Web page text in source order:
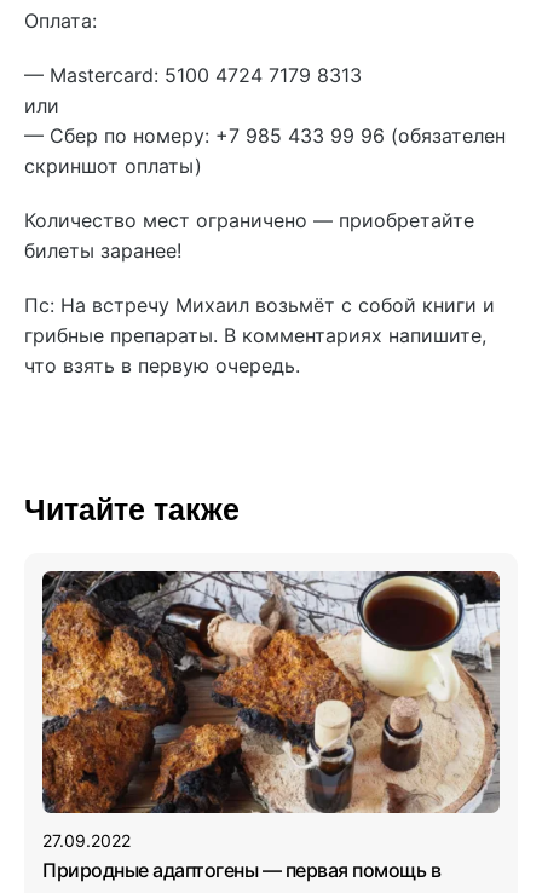
Оплата:
— Mastercard: 5100 4724 7179 8313
или
— Сбер по номеру: +7 985 433 99 96 (обязателен
скриншот оплаты)
Количество мест ограничено — приобретайте
билеты заранее!
Пс: На встречу Михаил возьмёт с собой книги и
грибные препараты. В комментариях напишите,
что взять в первую очередь.
Читайте также
27.09.2022
Природные адаптогены — первая помощь в